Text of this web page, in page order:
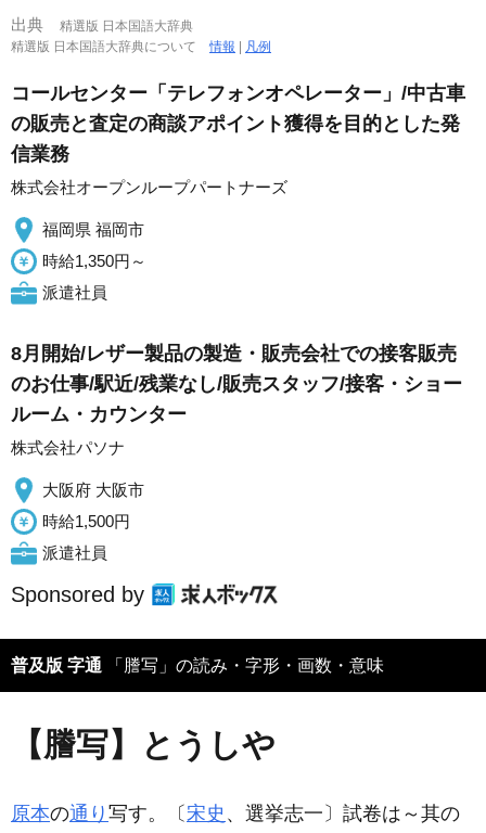
出典
精選版 日本国語大辞典
精選版 日本国語大辞典について情報 | 凡例
コールセンター「テレフォンオペレーター」/中古車
の販売と査定の商談アポイント獲得を目的とした発
信業務
株式会社オープンループパートナーズ
福岡県 福岡市
時給1,350円～
派遣社員
8月開始/レザー製品の製造・販売会社での接客販売
のお仕事/駅近/残業なし/販売スタッフ/接客・ショー
ルーム・カウンター
株式会社パソナ
大阪府 大阪市
時給1,500円
派遣社員
Sponsored by
普及版 字通 「謄写」の読み・字形・画数・意味
【謄写】とうしや
原本の通り 写す。〔 宋史 、選挙志一〕試卷は～其の